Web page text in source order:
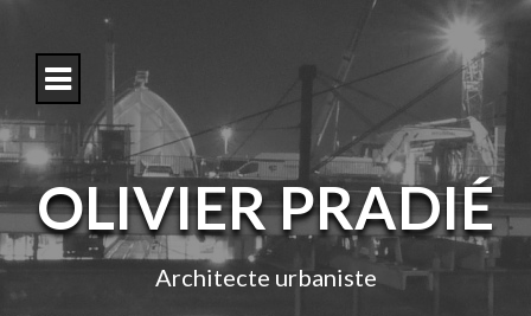
o
c
n
e
OLIVIER PRADIÉ
Architecte urbaniste